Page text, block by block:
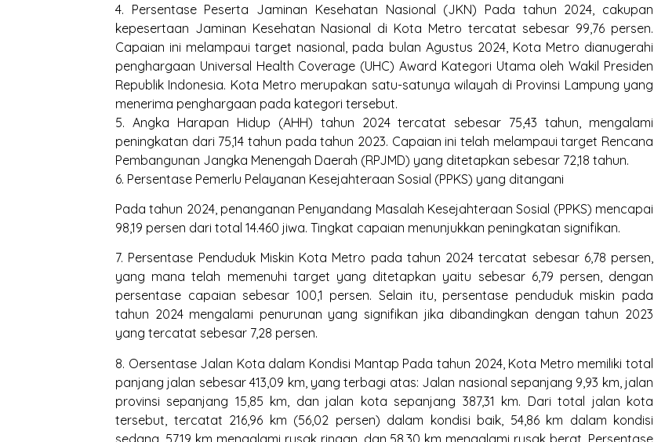
4. Persentase Peserta Jaminan Kesehatan Nasional (JKN) Pada tahun 2024, cakupan
kepesertaan Jaminan Kesehatan Nasional di Kota Metro tercatat sebesar 99,76 persen.
Capaian ini melampaui target nasional, pada bulan Agustus 2024, Kota Metro dianugerahi
penghargaan Universal Health Coverage (UHC) Award Kategori Utama oleh Wakil Presiden
Republik Indonesia. Kota Metro merupakan satu-satunya wilayah di Provinsi Lampung yang
menerima penghargaan pada kategori tersebut.
5. Angka Harapan Hidup (AHH) tahun 2024 tercatat sebesar 75,43 tahun, mengalami
peningkatan dari 75,14 tahun pada tahun 2023. Capaian ini telah melampaui target Rencana
Pembangunan Jangka Menengah Daerah (RPJMD) yang ditetapkan sebesar 72,18 tahun.
6. Persentase Pemerlu Pelayanan Kesejahteraan Sosial (PPKS) yang ditangani
Pada tahun 2024, penanganan Penyandang Masalah Kesejahteraan Sosial (PPKS) mencapai
98,19 persen dari total 14.460 jiwa. Tingkat capaian menunjukkan peningkatan signifikan.
7. Persentase Penduduk Miskin Kota Metro pada tahun 2024 tercatat sebesar 6,78 persen,
yang mana telah memenuhi target yang ditetapkan yaitu sebesar 6,79 persen, dengan
persentase capaian sebesar 100,1 persen. Selain itu, persentase penduduk miskin pada
tahun 2024 mengalami penurunan yang signifikan jika dibandingkan dengan tahun 2023
yang tercatat sebesar 7,28 persen.
8. Oersentase Jalan Kota dalam Kondisi Mantap Pada tahun 2024, Kota Metro memiliki total
panjang jalan sebesar 413,09 km, yang terbagi atas: Jalan nasional sepanjang 9,93 km, jalan
provinsi sepanjang 15,85 km, dan jalan kota sepanjang 387,31 km. Dari total jalan kota
tersebut, tercatat 216,96 km (56,02 persen) dalam kondisi baik, 54,86 km dalam kondisi
sedang, 57,19 km mengalami rusak ringan, dan 58,30 km mengalami rusak berat. Persentase